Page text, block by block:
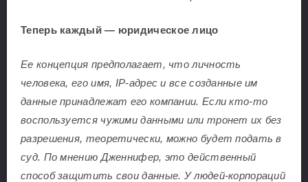
Теперь каждый — юридическое лицо
Ее концепция предполагает, что личность
человека, его имя, IP-адрес и все созданные им
данные принадлежат его компании. Если кто-то
воспользуется чужими данными или тронет их без
разрешения, теоретически, можно будет подать в
суд. По мнению Дженнифер, это действенный
способ защитить свои данные. У людей-корпораций